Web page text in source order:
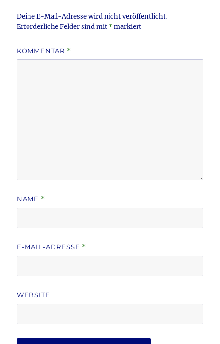
Deine E-Mail-Adresse wird nicht veröffentlicht.
Erforderliche Felder sind mit *markiert
KOMMENTAR *
NAME *
E-MAIL-ADRESSE *
WEBSITE